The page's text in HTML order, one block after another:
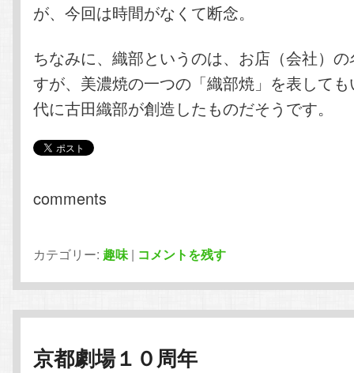
が、今回は時間がなくて断念。
ちなみに、織部というのは、お店（会社）
すが、美濃焼の一つの「織部焼」を表して
代に古田織部が創造したものだそうです。
comments
カテゴリー: 趣味 | コメントを残す
京都劇場１０周年